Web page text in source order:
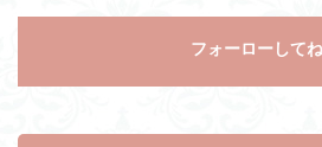
フォーローしてね